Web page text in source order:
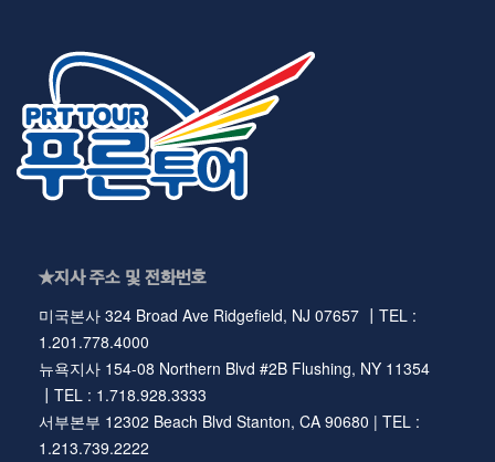
★지사 주소 및 전화번호
미국본사 324 Broad Ave Ridgefield, NJ 07657 ┃TEL :
1.201.778.4000
뉴욕지사 154-08 Northern Blvd #2B Flushing, NY 11354
┃TEL : 1.718.928.3333
서부본부 12302 Beach Blvd Stanton, CA 90680 | TEL :
1.213.739.2222